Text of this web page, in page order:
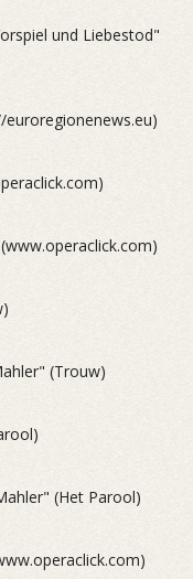
und Liebestod"
(Trouw)
(Het Parool)